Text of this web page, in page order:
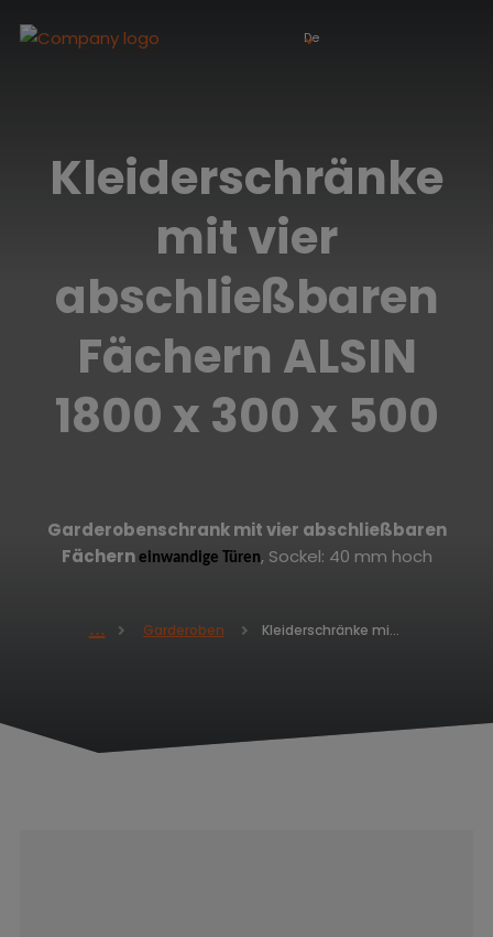
De
Kleiderschränke
mit vier
abschließbaren
Fächern ALSIN
1800 x 300 x 500
Garderobenschrank mitvier abschließbaren
Fächern einwandige Türen, Sockel: 40 mm hoch
Garderoben Kleiderschränke mit vier abschließbaren Fächern ALSIN 1800 x 300 x 500